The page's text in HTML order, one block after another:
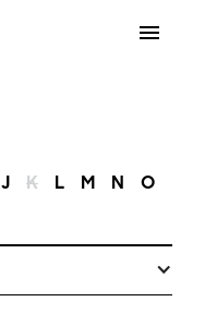
J K L M N O